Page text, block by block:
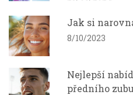
Jak si
8/10/2023
Nejlepší
předního